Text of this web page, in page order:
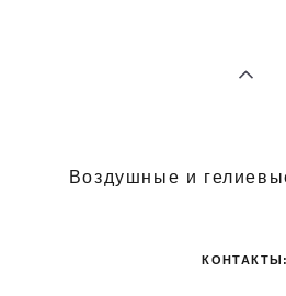
Воздушные и
КОНТАКТЫ: